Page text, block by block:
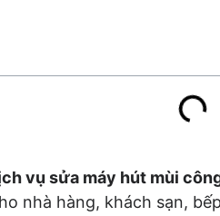
vụ sửa máy hút mùi
nhà hàng, khách sạn,